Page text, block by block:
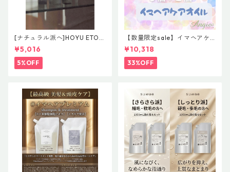
[ナチュラル派へ]HOYU ETOR
AS【Effortless Line】レアバ
ーム＆グレイズオイルセット
¥5,016
5%OFF
【数量限定sale】イマヘアケ
アオイル３＋１ キャンペー
ン 今だけまとめ買い 4個セ
ット
¥10,318
33%OFF